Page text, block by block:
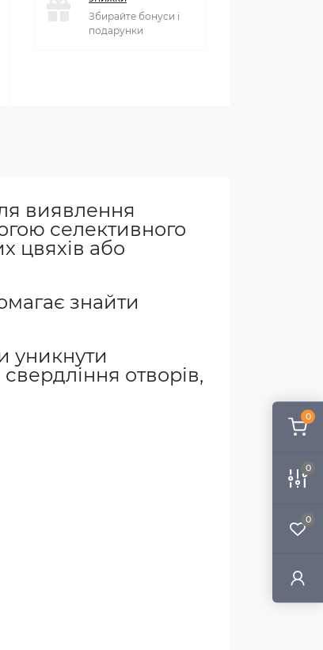
0
0
0
Збирайте бонуси і
подарунки
виявлення
селективного
цвяхів або
знайти
уникнути
отворів,